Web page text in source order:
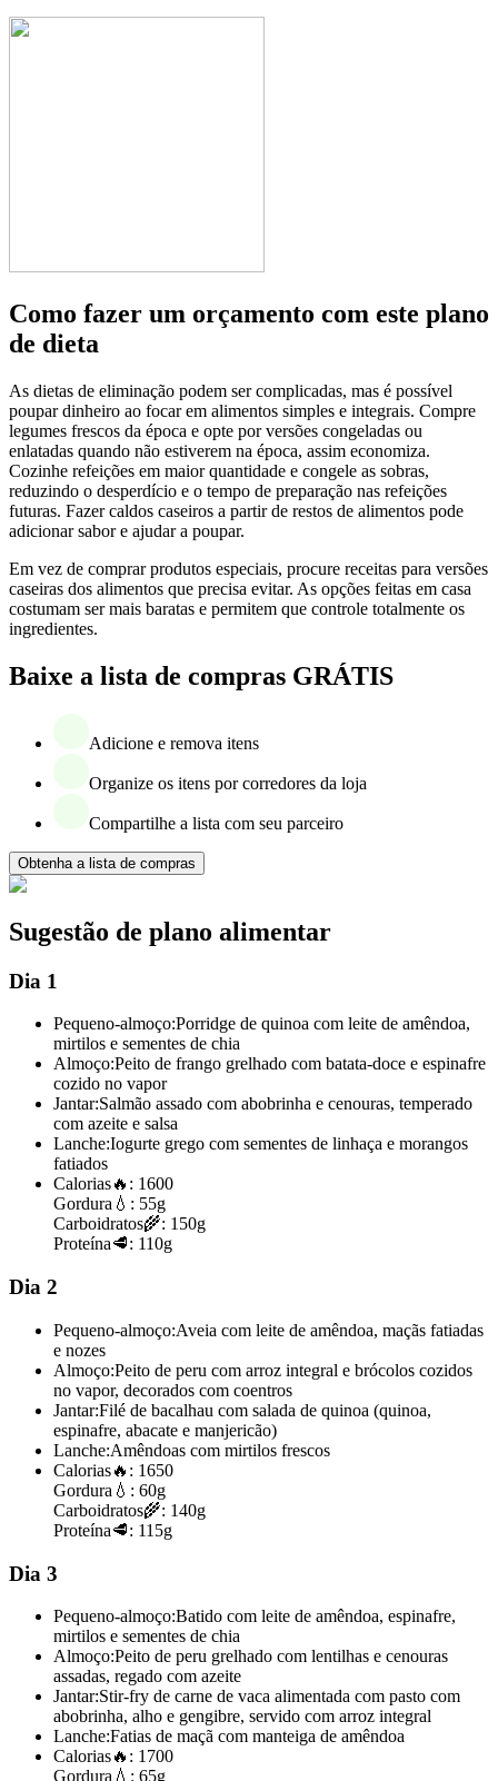
Como fazer um orçamento com este plano
de dieta
As dietas de eliminação podem ser complicadas, mas é possível
poupar dinheiro ao focar em alimentos simples e integrais. Compre
legumes frescos da época e opte por versões congeladas ou
enlatadas quando não estiverem na época, assim economiza.
Cozinhe refeições em maior quantidade e congele as sobras,
reduzindo o desperdício e o tempo de preparação nas refeições
futuras. Fazer caldos caseiros a partir de restos de alimentos pode
adicionar sabor e ajudar a poupar.
Em vez de comprar produtos especiais, procure receitas para versões
caseiras dos alimentos que precisa evitar. As opções feitas em casa
costumam ser mais baratas e permitem que controle totalmente os
ingredientes.
Baixe a lista de compras GRÁTIS
Adicione e remova itens
Organize os itens por corredores da loja
Compartilhe a lista com seu parceiro
Obtenha a lista de compras
Sugestão de plano alimentar
Dia 1
Pequeno-almoço:Porridge de quinoa com leite de amêndoa,
mirtilos e sementes de chia
Almoço:Peito de frango grelhado com batata-doce e espinafre
cozido no vapor
Jantar:Salmão assado com abobrinha e cenouras, temperado
com azeite e salsa
Lanche:Iogurte grego com sementes de linhaça e morangos
fatiados
Calorias🔥: 1600
Gordura 💧: 55g
Carboidratos🌾: 150g
Proteína🥩: 110g
Dia 2
Pequeno-almoço:Aveia com leite de amêndoa, maçãs fatiadas
e nozes
Almoço:Peito de peru com arroz integral e brócolos cozidos
no vapor, decorados com coentros
Jantar:Filé de bacalhau com salada de quinoa (quinoa,
espinafre, abacate e manjericão)
Lanche:Amêndoas com mirtilos frescos
Calorias🔥: 1650
Gordura 💧: 60g
Carboidratos🌾: 140g
Proteína🥩: 115g
Dia 3
Pequeno-almoço:Batido com leite de amêndoa, espinafre,
mirtilos e sementes de chia
Almoço:Peito de peru grelhado com lentilhas e cenouras
assadas, regado com azeite
Jantar:Stir-fry de carne de vaca alimentada com pasto com
abobrinha, alho e gengibre, servido com arroz integral
Lanche:Fatias de maçã com manteiga de amêndoa
Calorias🔥: 1700
Gordura 💧: 65g